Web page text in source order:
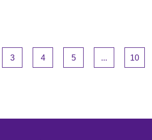
3 4 5 ... 10